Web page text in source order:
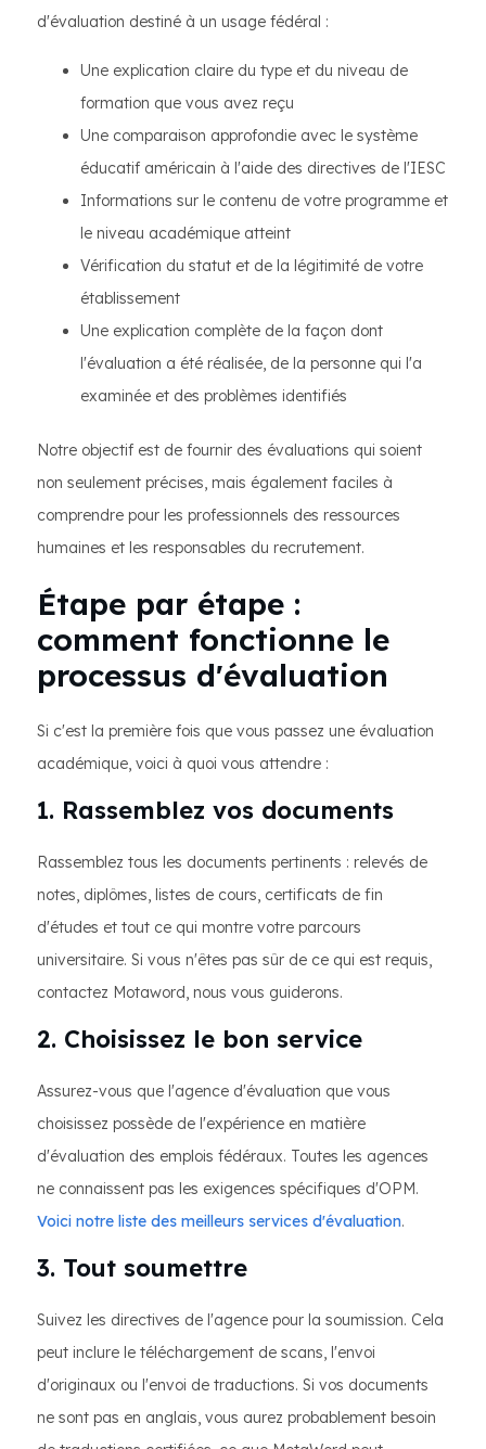
d'évaluation destiné à un usage fédéral :
Une explication claire du type et du niveau de
formation que vous avez reçu
Une comparaison approfondie avec le système
éducatif américain à l'aide des directives de l'IESC
Informations sur le contenu de votre programme et
le niveau académique atteint
Vérification du statut et de la légitimité de votre
établissement
Une explication complète de la façon dont
l'évaluation a été réalisée, de la personne qui l'a
examinée et des problèmes identifiés
Notre objectif est de fournir des évaluations qui soient
non seulement précises, mais également faciles à
comprendre pour les professionnels des ressources
humaines et les responsables du recrutement.
Étape par étape :
comment fonctionne le
processus d'évaluation
Si c'est la première fois que vous passez une évaluation
académique, voici à quoi vous attendre :
1. Rassemblez vos documents
Rassemblez tous les documents pertinents : relevés de
notes, diplômes, listes de cours, certificats de fin
d'études et tout ce qui montre votre parcours
universitaire. Si vous n'êtes pas sûr de ce qui est requis,
contactez Motaword, nous vous guiderons.
2. Choisissez le bon service
Assurez-vous que l'agence d'évaluation que vous
choisissez possède de l'expérience en matière
d'évaluation des emplois fédéraux. Toutes les agences
ne connaissent pas les exigences spécifiques d'OPM.
Voici notre liste des meilleurs services d'évaluation.
3. Tout soumettre
Suivez les directives de l'agence pour la soumission. Cela
peut inclure le téléchargement de scans, l'envoi
d'originaux ou l'envoi de traductions. Si vos documents
ne sont pas en anglais, vous aurez probablement besoin